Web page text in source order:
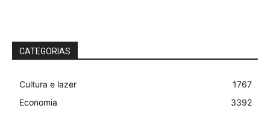
CATEGORIAS
Cultura e lazer
1767
Economia
3392